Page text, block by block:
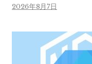
2026年8月7日